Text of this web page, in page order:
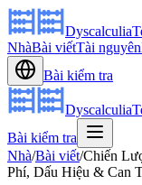
NhàBài viếtTài nguyên
Bài kiểm tra
Bài kiểm tra
Nhà/Bài viết/Chiến
Phí, Dấu Hiệu & Can